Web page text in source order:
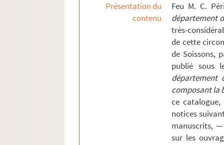
Nogent-l'Artaud
Présentation du
contenu
Feu M. C.
département
très-
de cette
de Soissons,
publié sous
département
composant la
ce
notices
manuscrits, —
sur les